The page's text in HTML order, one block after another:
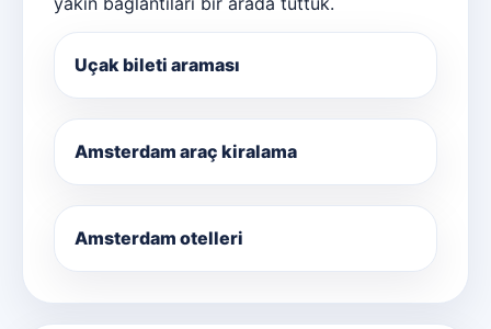
Uçak bileti araması
Amsterdam araç kiralama
Amsterdam otelleri